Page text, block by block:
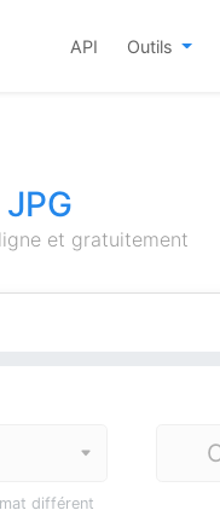
API Outils
et gratuitement
différent